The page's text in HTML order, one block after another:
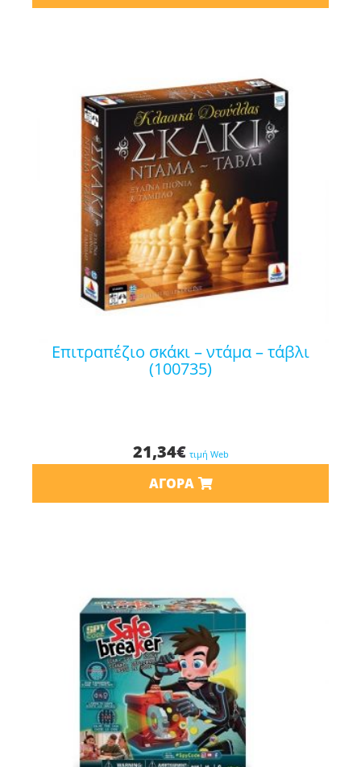
επιτραπέζιο σκάκι – ντάμα – τάβλι
(100735)
21,34€ τιμή Web
ΑΓΟΡΆ